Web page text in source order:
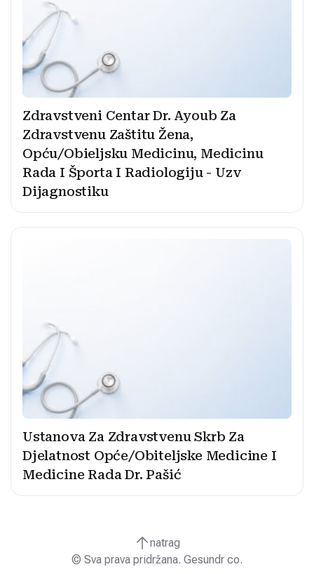
Zdravstveni Centar Dr. Ayoub Za
Zdravstvenu Zaštitu Žena,
Opću/Obieljsku Medicinu, Medicinu
Rada I Športa I Radiologiju - Uzv
Dijagnostiku
Ustanova Za Zdravstvenu Skrb Za
Djelatnost Opće/Obiteljske Medicine I
Medicine Rada Dr. Pašić
natrag
© Sva prava pridržana. Gesundr co.